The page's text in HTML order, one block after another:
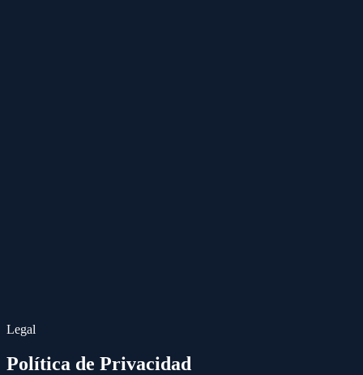
Legal
Política de Privacidad